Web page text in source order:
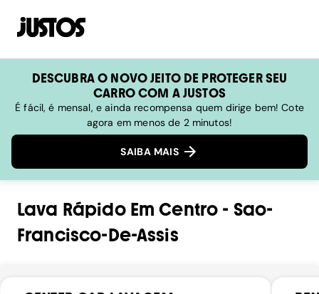
DESCUBRA O NOVO JEITO DE PROTEGER SEU
CARRO COM A JUSTOS
É fácil, é mensal, e ainda recompensa quem dirige bem! Cote
agora em menos de 2 minutos!
SAIBA MAIS
Lava RápidoEmCentro - Sao-
Francisco-De-Assis